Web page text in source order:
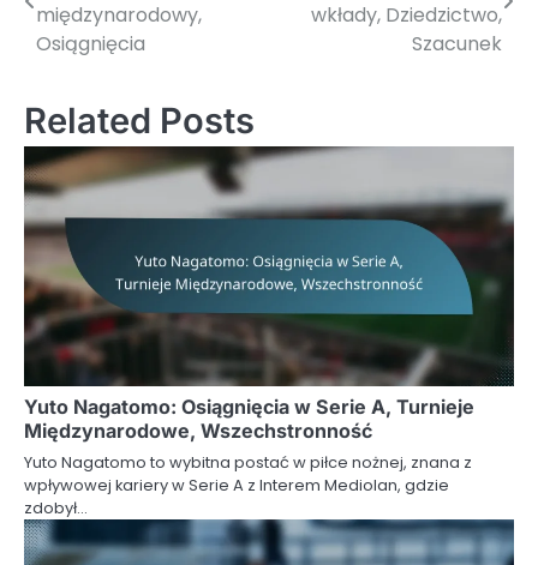
międzynarodowy,
Osiągnięcia
wkłady, Dziedzictwo,
Szacunek
Related Posts
Yuto Nagatomo: Osiągnięcia w Serie A, Turnieje
Międzynarodowe, Wszechstronność
Yuto Nagatomo to wybitna postać w piłce nożnej, znana z
wpływowej kariery w Serie A z Interem Mediolan, gdzie
zdobył…